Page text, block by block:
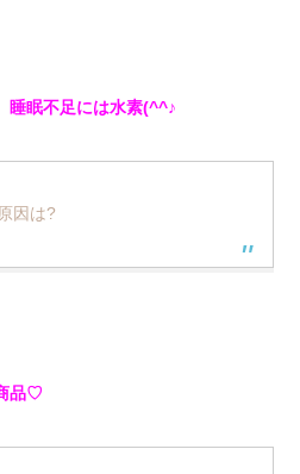
眠不足には水素(^^♪
因は?
品♡